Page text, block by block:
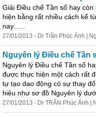
Giải Điều chế Tần số hay
hiện bằng rất nhiều cách kể
nay......
27/01/2013 - Dr Trần Phúc Ánh |
Nguyên lý Điều chế Tần
Nguyên lý Điều chế Tần số
được thực hiện một cách rất
tự tạo dao động có sự thay
hiệu như sơ đồ Nguyên lý
27/01/2013 - Dr TRẦN Phúc Ánh |